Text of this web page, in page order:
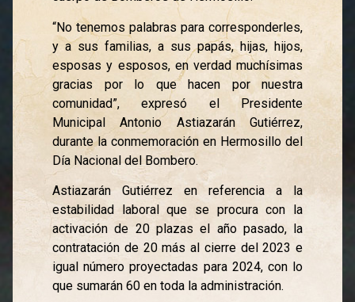
“No tenemos palabras para corresponderles,
y a sus familias, a sus papás, hijas, hijos,
esposas y esposos, en verdad muchísimas
gracias por lo que hacen por nuestra
comunidad”, expresó el Presidente
Municipal Antonio Astiazarán Gutiérrez,
durante la conmemoración en Hermosillo del
Día Nacional del Bombero.
Astiazarán Gutiérrez en referencia a la
estabilidad laboral que se procura con la
activación de 20 plazas el año pasado, la
contratación de 20 más al cierre del 2023 e
igual número proyectadas para 2024, con lo
que sumarán 60 en toda la administración.